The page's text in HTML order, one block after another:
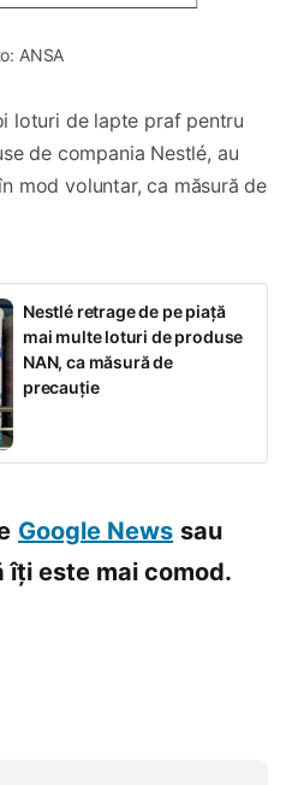
ANSA
loturi de lapte praf pentru
de compania Nestlé, au
mod voluntar, ca măsură de
Nestlé retrage de pe piață
mai multe loturi de produse
NAN, ca măsură de
precauție
Google News sau
îți este mai comod.